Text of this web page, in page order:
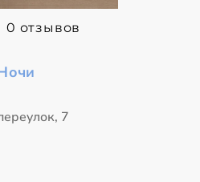
0 отзывов
7